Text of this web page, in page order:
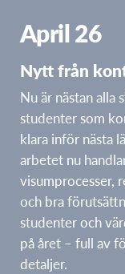
April 26
Nytt från
Nu är nästan alla
studenter som
klara inför nästa
arbetet nu
visumprocesser,
och bra
studenter och
på året – full av
detaljer.